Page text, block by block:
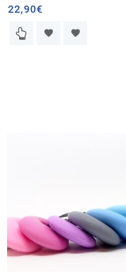
22,90€